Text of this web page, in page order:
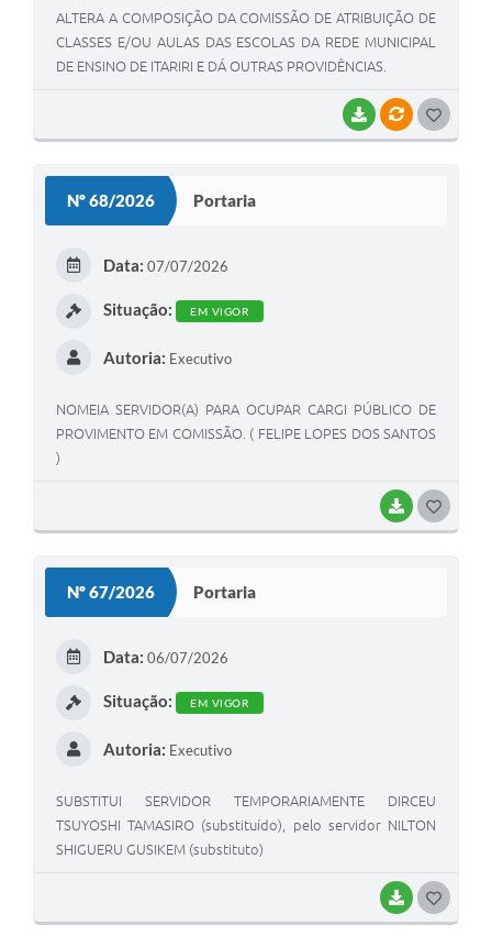
BAIXARVÍNCULOS
ALTERA A COMPOSIÇÃO DA COMISSÃO DE ATRIBUIÇÃO DE
CLASSES E/OU AULAS DAS ESCOLAS DA REDE MUNICIPAL
DE ENSINO DE ITARIRI E DÁ OUTRAS PROVIDÊNCIAS.
Nº 68/2026 Portaria
BAIXAR
Data: 07/07/2026
Situação: EM VIGOR
Autoria: Executivo
NOMEIA SERVIDOR(A) PARA OCUPAR CARGI PÚBLICO DE
PROVIMENTO EM COMISSÃO. ( FELIPE LOPES DOS SANTOS
)
Nº 67/2026 Portaria
BAIXAR
Data: 06/07/2026
Situação: EM VIGOR
Autoria: Executivo
SUBSTITUI SERVIDOR TEMPORARIAMENTE DIRCEU
TSUYOSHI TAMASIRO (substituído), pelo servidor NILTON
SHIGUERU GUSIKEM (substituto)